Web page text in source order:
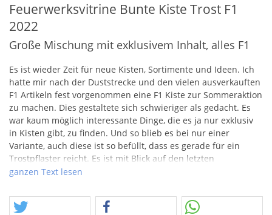
Feuerwerksvitrine Bunte Kiste Trost F1
2022
Große Mischung mit exklusivem Inhalt, alles F1
Es ist wieder Zeit für neue Kisten, Sortimente und Ideen. Ich
hatte mir nach der Duststrecke und den vielen ausverkauften
F1 Artikeln fest vorgenommen eine F1 Kiste zur Sommeraktion
zu machen. Dies gestaltete sich schwieriger als gedacht. Es
war kaum möglich interessante Dinge, die es ja nur exklusiv
in Kisten gibt, zu finden. Und so blieb es bei nur einer
Variante, auch diese ist so befüllt, dass es gerade für ein
Trostpflaster reicht. Es ist mit Blick auf den letzten
Jahreswechsel soviel weggegangen und das Neue kommt erst
Preislevel. Wie dem auch sei, wir haben eine Mischung
gefunden, die zumind. etwas davon bereithält, was
ganzen Text lesen